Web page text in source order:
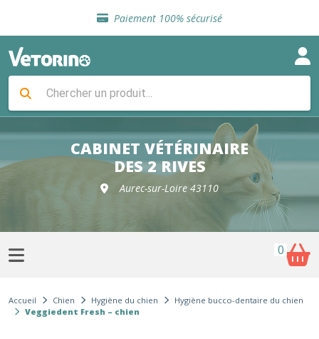
Paiement 100% sécurisé
Livraison gratuite en clinique vétérinaire
Sélection de croquettes vétérinaire
Livraison gratuite en clinique vétérinaire
Retour gratuit en clinique
Sélection de croquettes vétérinaire
CABINET VÉTÉRINAIRE
DES 2 RIVES
Aurec-sur-Loire 43110
0
Accueil Chien Hygiène du chien
Hygiène bucco-dentaire du chien
Veggiedent Fresh – chien